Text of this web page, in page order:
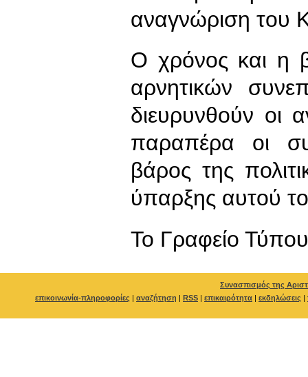
αναγνώριση του
Ο χρόνος και η
αρνητικών
διευρυνθούν οι
παραπέρα οι
βάρος της
ύπαρξης αυτού
To Γραφείο Τύπου
Συνασπισμός της
επικοινωνία-πληροφορίες | αναζήτηση | RSS | επικαιρότητα | εκδηλώσεις |